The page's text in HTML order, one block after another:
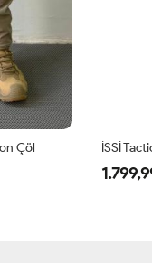
Çöl İSSİ